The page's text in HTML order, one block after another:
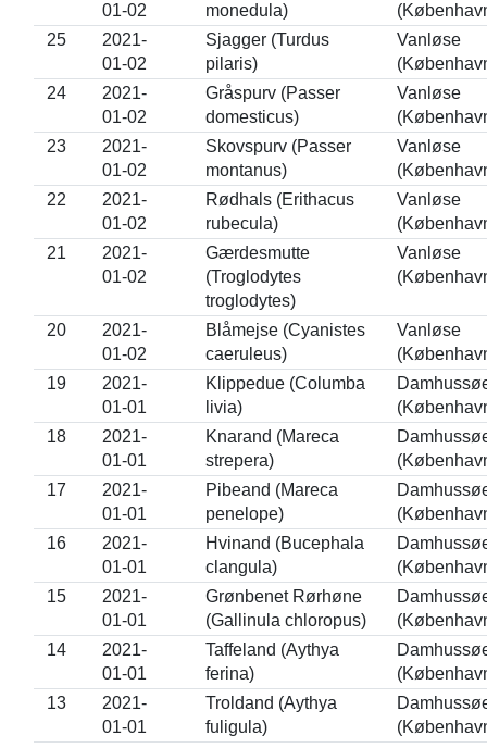
01-02
monedula)
25
2021-
01-02
Sjagger (Turdus
pilaris)
Vanløse
24
2021-
01-02
Gråspurv (Passer
domesticus)
Vanløse
23
2021-
01-02
Skovspurv (Passer
montanus)
Vanløse
22
2021-
01-02
Rødhals (Erithacus
rubecula)
Vanløse
21
2021-
01-02
Gærdesmutte
(Troglodytes
troglodytes)
Vanløse
20
2021-
01-02
Blåmejse (Cyanistes
caeruleus)
Vanløse
19
2021-
01-01
Klippedue (Columba
livia)
18
2021-
01-01
Knarand (Mareca
strepera)
17
2021-
01-01
Pibeand (Mareca
penelope)
16
2021-
01-01
Hvinand (Bucephala
clangula)
15
2021-
01-01
Grønbenet Rørhøne
(Gallinula chloropus)
14
2021-
01-01
Taffeland (Aythya
ferina)
13
2021-
01-01
Troldand (Aythya
fuligula)